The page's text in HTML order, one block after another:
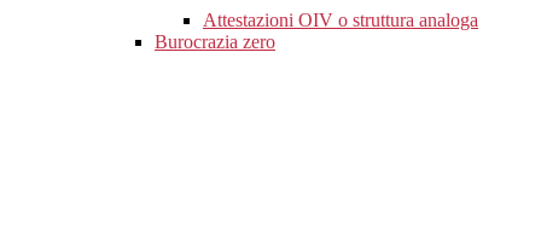
Attestazioni OIV o struttura analoga
Burocrazia zero